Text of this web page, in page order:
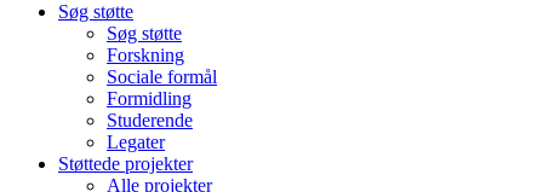
Søg støtte
Søg støtte
Forskning
Sociale formål
Formidling
Studerende
Legater
Støttede projekter
Alle projekter